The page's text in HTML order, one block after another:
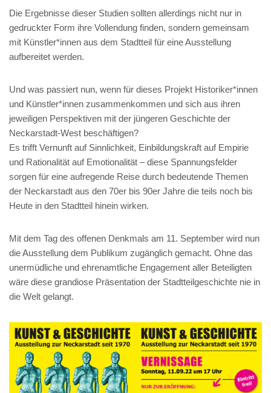
Die Ergebnisse dieser Studien sollten allerdings nicht nur in
gedruckter Form ihre Vollendung finden, sondern gemeinsam
mit Künstler*innen aus dem Stadtteil für eine Ausstellung
aufbereitet werden.
Und was passiert nun, wenn für dieses Projekt Historiker*innen
und Künstler*innen zusammenkommen und sich aus ihren
jeweiligen Perspektiven mit der jüngeren Geschichte der
Neckarstadt-West beschäftigen?
Es trifft Vernunft auf Sinnlichkeit, Einbildungskraft auf Empirie
und Rationalität auf Emotionalität – diese Spannungsfelder
sorgen für eine aufregende Reise durch bedeutende Themen
der Neckarstadt aus den 70er bis 90er Jahre die teils noch bis
Heute in den Stadtteil hinein wirken.
Mit dem Tag des offenen Denkmals am 11. September wird nun
die Ausstellung dem Publikum zugänglich gemacht. Ohne das
unermüdliche und ehrenamtliche Engagement aller Beteiligten
wäre diese grandiose Präsentation der Stadtteilgeschichte nie in
die Welt gelangt.